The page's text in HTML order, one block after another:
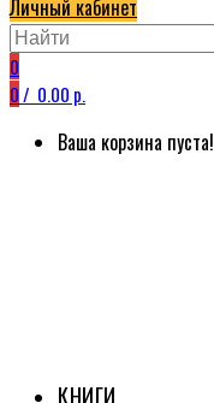
Личный кабинет
0
0/ 0.00 р.
Ваша корзина пуста!
КНИГИ